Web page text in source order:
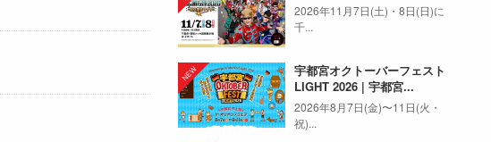
2026年11月7日(土)・8日(日)に
千...
宇都宮オクトーバーフェスト
LIGHT 2026 | 宇都宮...
2026年8月7日(金)〜11日(火・
祝)...